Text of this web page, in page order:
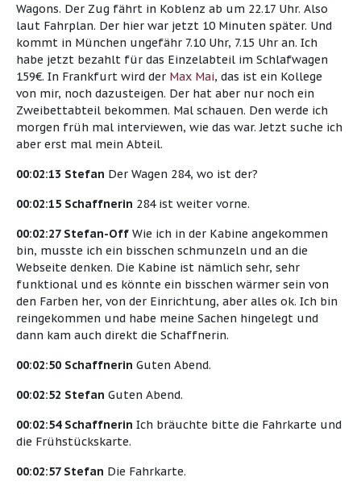
Wagons. Der Zug fährt in Koblenz ab um 22.17 Uhr. Also
laut Fahrplan. Der hier war jetzt 10 Minuten später. Und
kommt in München ungefähr 7.10 Uhr, 7.15 Uhr an. Ich
habe jetzt bezahlt für das Einzelabteil im Schlafwagen
159€. In Frankfurt wird der Max Mai, das ist ein Kollege
von mir, noch dazusteigen. Der hat aber nur noch ein
Zweibettabteil bekommen. Mal schauen. Den werde ich
morgen früh mal interviewen, wie das war. Jetzt suche ich
aber erst mal mein Abteil.
00:02:13 Stefan Der Wagen 284, wo ist der?
00:02:15 Schaffnerin 284 ist weiter vorne.
00:02:27 Stefan-Off Wie ich in der Kabine angekommen
bin, musste ich ein bisschen schmunzeln und an die
Webseite denken. Die Kabine ist nämlich sehr, sehr
funktional und es könnte ein bisschen wärmer sein von
den Farben her, von der Einrichtung, aber alles ok. Ich bin
reingekommen und habe meine Sachen hingelegt und
dann kam auch direkt die Schaffnerin.
00:02:50 Schaffnerin Guten Abend.
00:02:52 Stefan Guten Abend.
00:02:54 Schaffnerin Ich bräuchte bitte die Fahrkarte und
die Frühstückskarte.
00:02:57 Stefan Die Fahrkarte.